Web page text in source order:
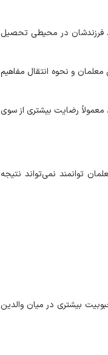
فرزندشان در محیطی تحصیل
و نحوه انتقال مفاهیم
معمولاً رضایت بیشتری از سوی
توانمند نمی‌تواند نتیجه
بیشتری در میان والدین